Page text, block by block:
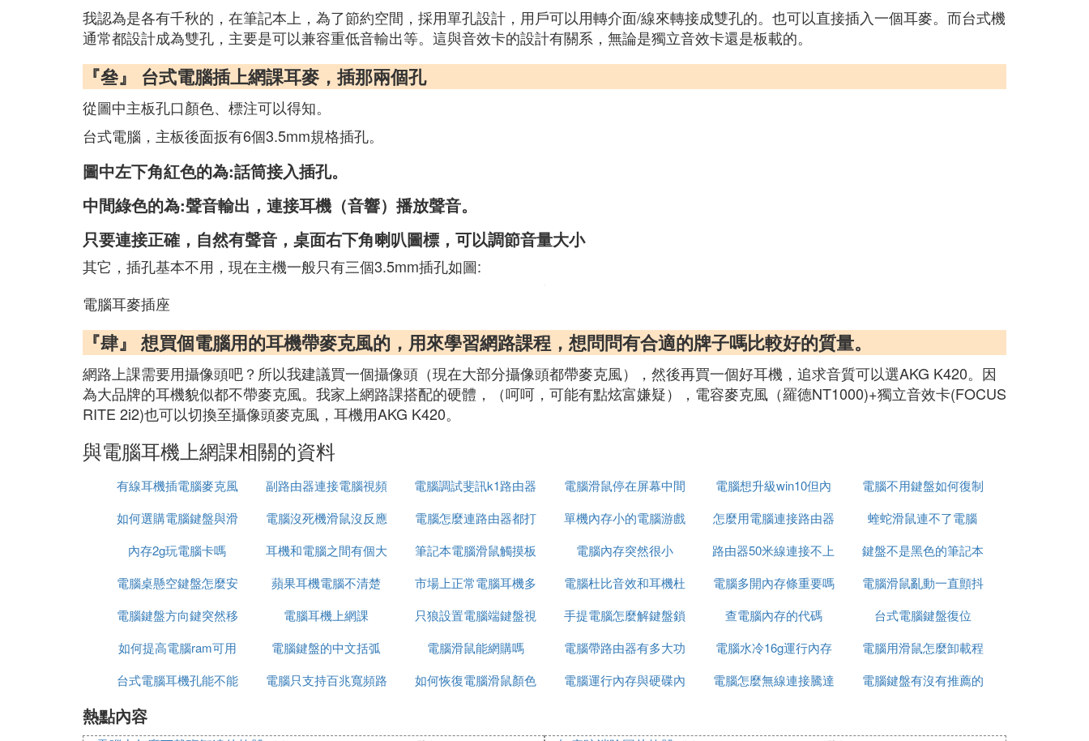
我認為是各有千秋的，在筆記本上，為了節約空間，採用單孔設計，用戶可以用轉介面/線來轉接成雙孔的。也可以直接插入一個耳麥。而台式機
通常都設計成為雙孔，主要是可以兼容重低音輸出等。這與音效卡的設計有關系，無論是獨立音效卡還是板載的。
『叄』 台式電腦插上網課耳麥，插那兩個孔
從圖中主板孔口顏色、標注可以得知。
台式電腦，主板後面扳有6個3.5mm規格插孔。
圖中左下角紅色的為:話筒接入插孔。
中間綠色的為:聲音輸出，連接耳機（音響）播放聲音。
只要連接正確，自然有聲音，桌面右下角喇叭圖標，可以調節音量大小
其它，插孔基本不用，現在主機一般只有三個3.5mm插孔如圖:
電腦耳麥插座
『肆』 想買個電腦用的耳機帶麥克風的，用來學習網路課程，想問問有合適的牌子嗎比較好的質量。
網路上課需要用攝像頭吧？所以我建議買一個攝像頭（現在大部分攝像頭都帶麥克風），然後再買一個好耳機，追求音質可以選AKG K420。因
為大品牌的耳機貌似都不帶麥克風。我家上網路課搭配的硬體，（呵呵，可能有點炫富嫌疑），電容麥克風（羅德NT1000)+獨立音效卡(FOCUS
RITE 2i2)也可以切換至攝像頭麥克風，耳機用AKG K420。
與電腦耳機上網課相關的資料
有線耳機插電腦麥克風 副路由器連接電腦視頻 電腦調試斐訊k1路由器
電腦滑鼠停在屏幕中間
怎麼解決
電腦想升級win10但內
存不夠
電腦不用鍵盤如何復制
如何選購電腦鍵盤與滑
鼠
電腦沒死機滑鼠沒反應
電腦怎麼連路由器都打
不開
單機內存小的電腦游戲
槍戰游戲
怎麼用電腦連接路由器
蝰蛇滑鼠連不了電腦
內存2g玩電腦卡嗎
耳機和電腦之間有個大
方塊
筆記本電腦滑鼠觸摸板
怎麼開發
電腦內存突然很小
路由器50米線連接不上
電腦
鍵盤不是黑色的筆記本
電腦
電腦桌懸空鍵盤怎麼安
裝
蘋果耳機電腦不清楚
市場上正常電腦耳機多
少元
電腦杜比音效和耳機杜
比音效
電腦多開內存條重要嗎
電腦滑鼠亂動一直顫抖
點開文件
電腦鍵盤方向鍵突然移
動速度慢了
電腦耳機上網課
只狼設置電腦端鍵盤視
角
手提電腦怎麼解鍵盤鎖 查電腦內存的代碼
台式電腦鍵盤復位
如何提高電腦ram可用
內存
電腦鍵盤的中文括弧 電腦滑鼠能網購嗎
電腦帶路由器有多大功
率
電腦水冷16g運行內存
電腦用滑鼠怎麼卸載程
序
台式電腦耳機孔能不能
電腦只支持百兆寬頻路
如何恢復電腦滑鼠顏色
電腦運行內存與硬碟內
電腦怎麼無線連接騰達
電腦鍵盤有沒有推薦的
熱點內容